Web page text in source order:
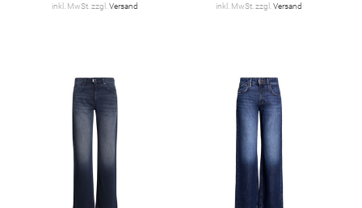
inkl. MwSt. zzgl. Versand inkl. MwSt. zzgl. Versand